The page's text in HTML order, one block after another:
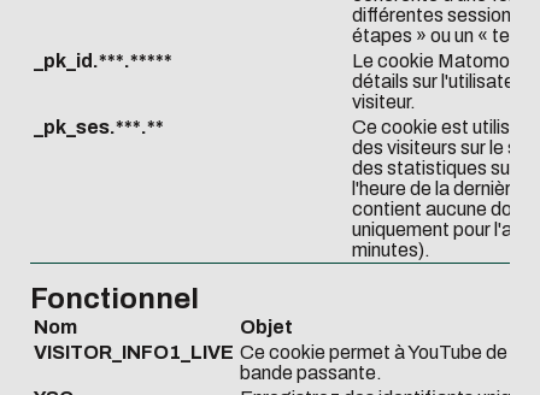
Download the
différentes sessions
étapes » ou un « test
_pk_id.***.*****
Le cookie Matomo /
détails sur
visiteur.
_pk_ses.***.**
Ce cookie est utilisé
des visiteurs sur le
des statistiques sur
l'heure de la dernière
contient aucune
uniquement pour
minutes).
Fonctionnel
Nom
Objet
VISITOR_INFO1_LIVE Ce cookie permet à YouTube de
bande passante.